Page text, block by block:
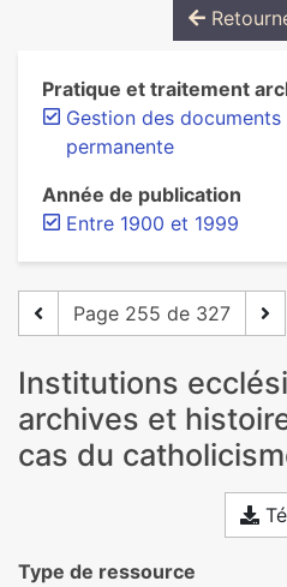
Pratique et traitement
Gestion des
permanente
Année de publication
Entre 1900 et 1999
Page 255 de 327
Institutions
archives et
cas du
Type de ressource